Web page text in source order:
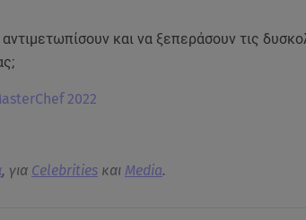
αντιμετωπίσουν και να ξεπεράσουν τις
2022
, για Celebritiesκαι Media.